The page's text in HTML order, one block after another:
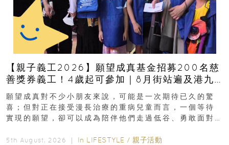
【親子義工2026】願望成真基金招募200名慈
善獎券義工！4歲起可參加｜8月街站遍及港九
新界
願望成真對不少小朋友來說，可能是一次期待已久的驚
喜；但對正在接受漫長治療的重病兒童而言，一個等待
實現的願望，卻可以成為陪伴他們走過低谷、勇敢面對
5th August, 2026 ｜ In LIFESTYLE / 親子活動